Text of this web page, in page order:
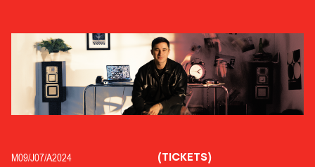
M09/J07/A2024 (TICKETS)